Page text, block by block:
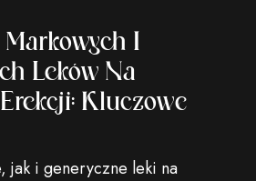
I
Leków Na
Kluczowe
jak i generyczne leki na